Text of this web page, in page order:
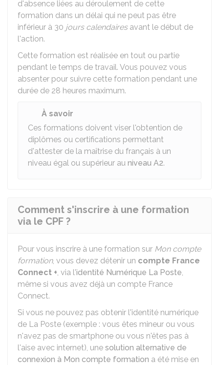
d'absence liées au déroulement de cette
formation dans un délai qui ne peut pas être
inférieur à 30 jours calendairesavant le début de
l'action.
Cette formation est réalisée en tout ou partie
pendant le temps de travail. Vous pouvez vous
absenter pour suivre cette formation pendant une
durée de 28 heures maximum.
À savoir
Ces formations doivent viser l'obtention de
diplômes ou certifications permettant
d'attester de la maîtrise du français à un
niveau égal ou supérieur au niveau A2.
Comment s'inscrire à une formation
via le CPF ?
Pour vous inscrire à une formation sur Mon compte
formation, vous devez détenir un compte France
Connect +, via l'identité Numérique La Poste,
même si vous avez déjà un compte France
Connect.
Si vous ne pouvez pas obtenir l'identité numérique
de La Poste (exemple : vous êtes mineur ou vous
n'avez pas de smartphone ou vous n'êtes pas à
l'aise avec internet), une solution alternative de
connexion à Mon compte formation a été mise en